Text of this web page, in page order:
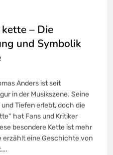
– Die
und Symbolik
Anders ist seit
in der Musikszene. Seine
Tiefen erlebt, doch die
hat Fans und Kritiker
besondere Kette ist mehr
erzählt eine Geschichte von